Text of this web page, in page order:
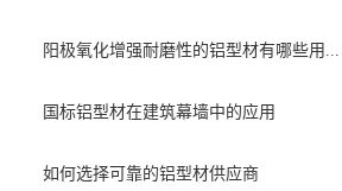
阳极氧化增强耐磨性的铝型材有哪些用...
国标铝型材在建筑幕墙中的应用
如何选择可靠的铝型材供应商